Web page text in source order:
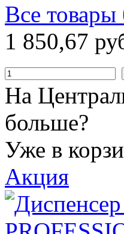
Все товары
1 850,67
На
больше?
Уже в
Акция